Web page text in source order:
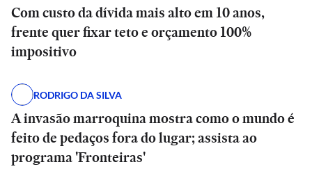
Com custo da dívida mais alto em 10 anos,
frente quer fixar teto e orçamento 100%
impositivo
RODRIGO DA SILVA
A invasão marroquina mostra como o mundo é
feito de pedaços fora do lugar; assista ao
programa 'Fronteiras'